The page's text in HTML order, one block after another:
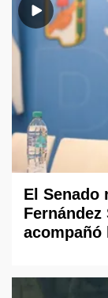
El Senado